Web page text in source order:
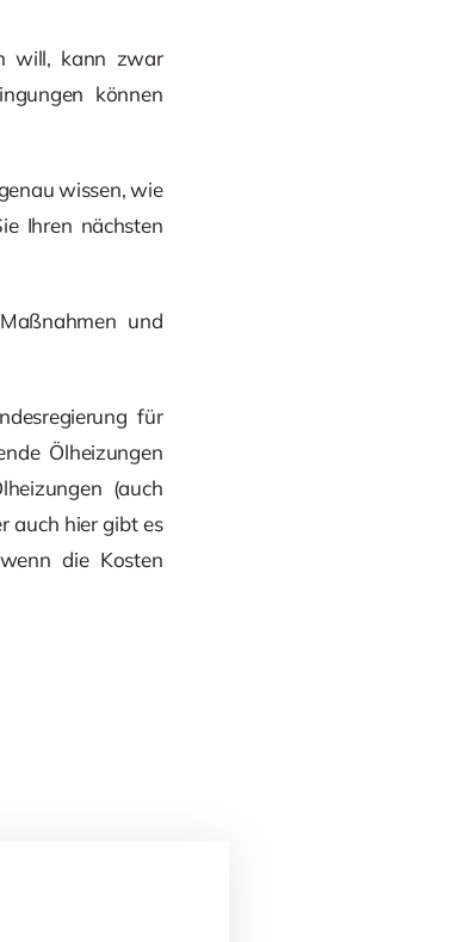
will, kann zwar
können
wissen, wie
Ihren nächsten
und
für
Ölheizungen
(auch
auch hier gibt es
die Kosten